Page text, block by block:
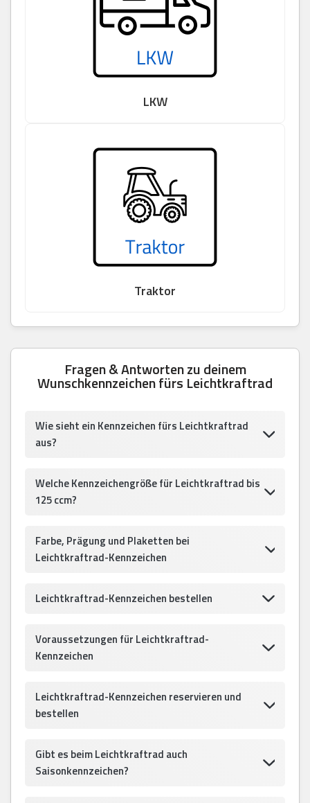
LKW
Traktor
Fragen & Antworten zu deinem
Wunschkennzeichen fürs Leichtkraftrad
Wie sieht ein Kennzeichen fürs Leichtkraftrad
aus?
Welche Kennzeichengröße für Leichtkraftrad bis
125 ccm?
Farbe, Prägung und Plaketten bei
Leichtkraftrad-Kennzeichen
Leichtkraftrad-Kennzeichen bestellen
Voraussetzungen für Leichtkraftrad-
Kennzeichen
Leichtkraftrad-Kennzeichen reservieren und
bestellen
Gibt es beim Leichtkraftrad auch
Saisonkennzeichen?